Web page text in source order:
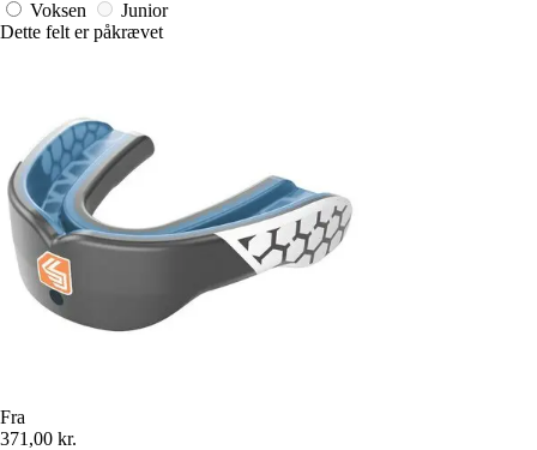
Voksen
Junior
Dette felt er påkrævet
Fra
371,00 kr.